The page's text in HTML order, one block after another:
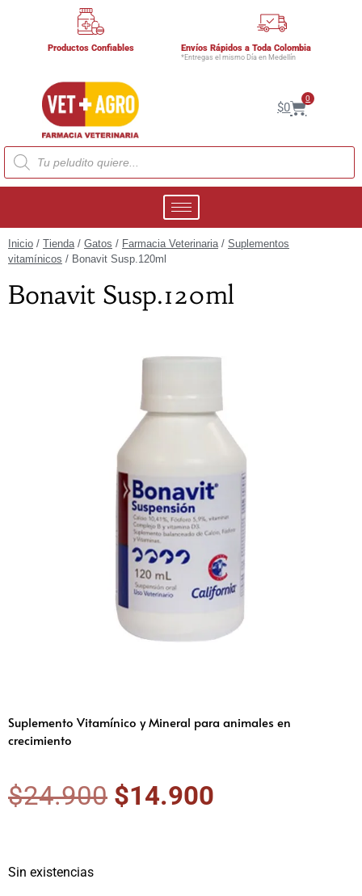
Productos Confiables Envíos Rápidos a Toda Colombia
*Entregas el mismo Día en Medellín
$0
0
Inicio / Tienda/ Gatos / Farmacia Veterinaria/ Suplementos
vitamínicos / Bonavit Susp.120ml
Bonavit Susp.120ml
Suplemento Vitamínico y Mineral para animales en
crecimiento
$24.900 $14.900
Sin existencias